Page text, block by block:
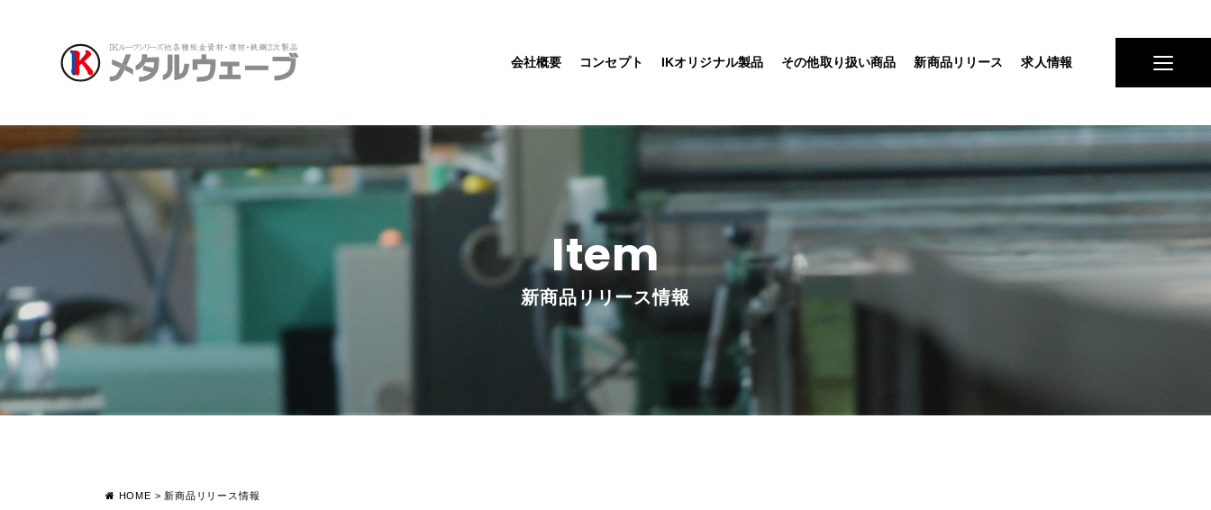
会社概要 コンセプト IKオリジナル製品 その他取り扱い商品 新商品リリース 求人情報
Item
新商品リリース情報
HOME > 新商品リリース情報